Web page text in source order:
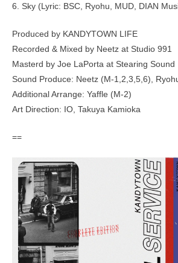
6. Sky (Lyric: BSC, Ryohu, MUD, DIAN
Produced by KANDYTOWN LIFE
Recorded & Mixed by Neetz at Studio 991
Masterd by Joe LaPorta at Stearing Sound
Sound Produce: Neetz (M-1,2,3,5,6),
Additional Arrange: Yaffle (M-2)
Art Direction: IO, Takuya Kamioka
==